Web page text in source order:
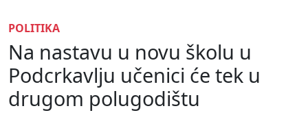
POLITIKA
Na nastavu u novu školu u
Podcrkavlju učenici će tek u
drugom polugodištu